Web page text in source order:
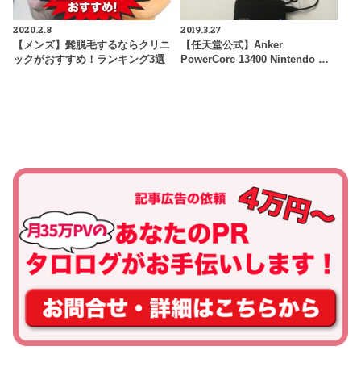
2020.2.8
【メンズ】髭脱毛するならクリニ
ックがおすすめ！ランキング3選
2019.3.27
【任天堂公式】Anker
PowerCore 13400 Nintendo …